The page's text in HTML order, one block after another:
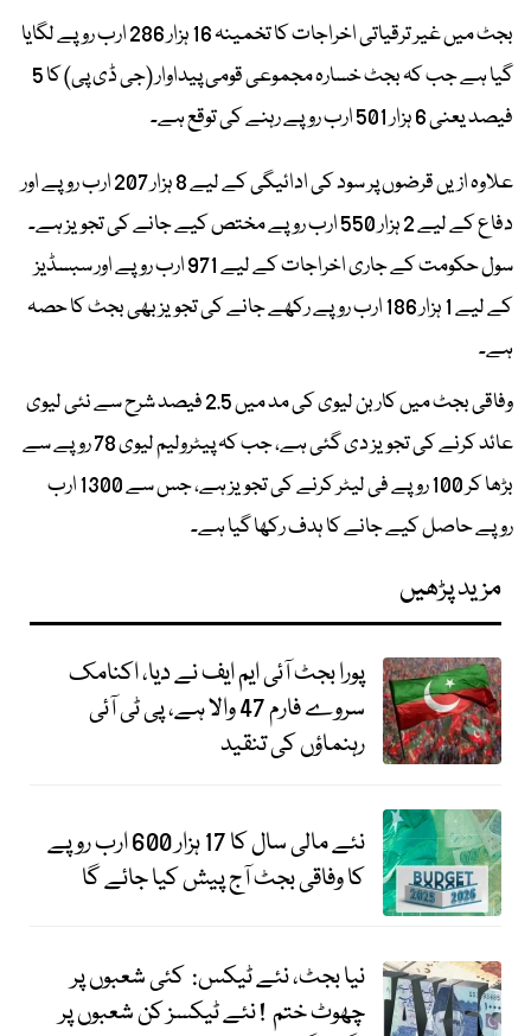
بجٹ میں غیر ترقیاتی اخراجات کا تخمینہ 16 ہزار 286 ارب روپے لگایا
گیا ہے جب کہ بجٹ خسارہ مجموعی قومی پیداوار (جی ڈی پی) کا 5
فیصد یعنی 6 ہزار 501 ارب روپے رہنے کی توقع ہے۔
علاوہ ازیں قرضوں پر سود کی ادائیگی کے لیے 8 ہزار 207 ارب روپے اور
دفاع کے لیے 2 ہزار 550 ارب روپے مختص کیے جانے کی تجویز ہے۔
سول حکومت کے جاری اخراجات کے لیے 971 ارب روپے اور سبسڈیز
کے لیے 1 ہزار 186 ارب روپے رکھے جانے کی تجویز بھی بجٹ کا حصہ
ہے۔
وفاقی بجٹ میں کاربن لیوی کی مد میں 2.5 فیصد شرح سے نئی لیوی
عائد کرنے کی تجویز دی گئی ہے، جب کہ پیٹرولیم لیوی 78 روپے سے
بڑھا کر 100 روپے فی لیٹر کرنے کی تجویز ہے، جس سے 1300 ارب
روپے حاصل کیے جانے کا ہدف رکھا گیا ہے۔
مزید پڑھیں
پورا بجٹ آئی ایم ایف نے دیا، اکنامک
سروے فارم 47 والا ہے، پی ٹی آئی
رہنماؤں کی تنقید
نئے مالی سال کا 17 ہزار 600 ارب روپے
کا وفاقی بجٹ آج پیش کیا جائے گا
نیا بجٹ، نئے ٹیکس: کئی شعبوں پر
چھوٹ ختم ! نئے ٹیکسز کن شعبوں پر